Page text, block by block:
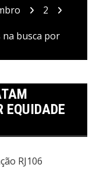
2
busca por
EQUIDADE
RJ106